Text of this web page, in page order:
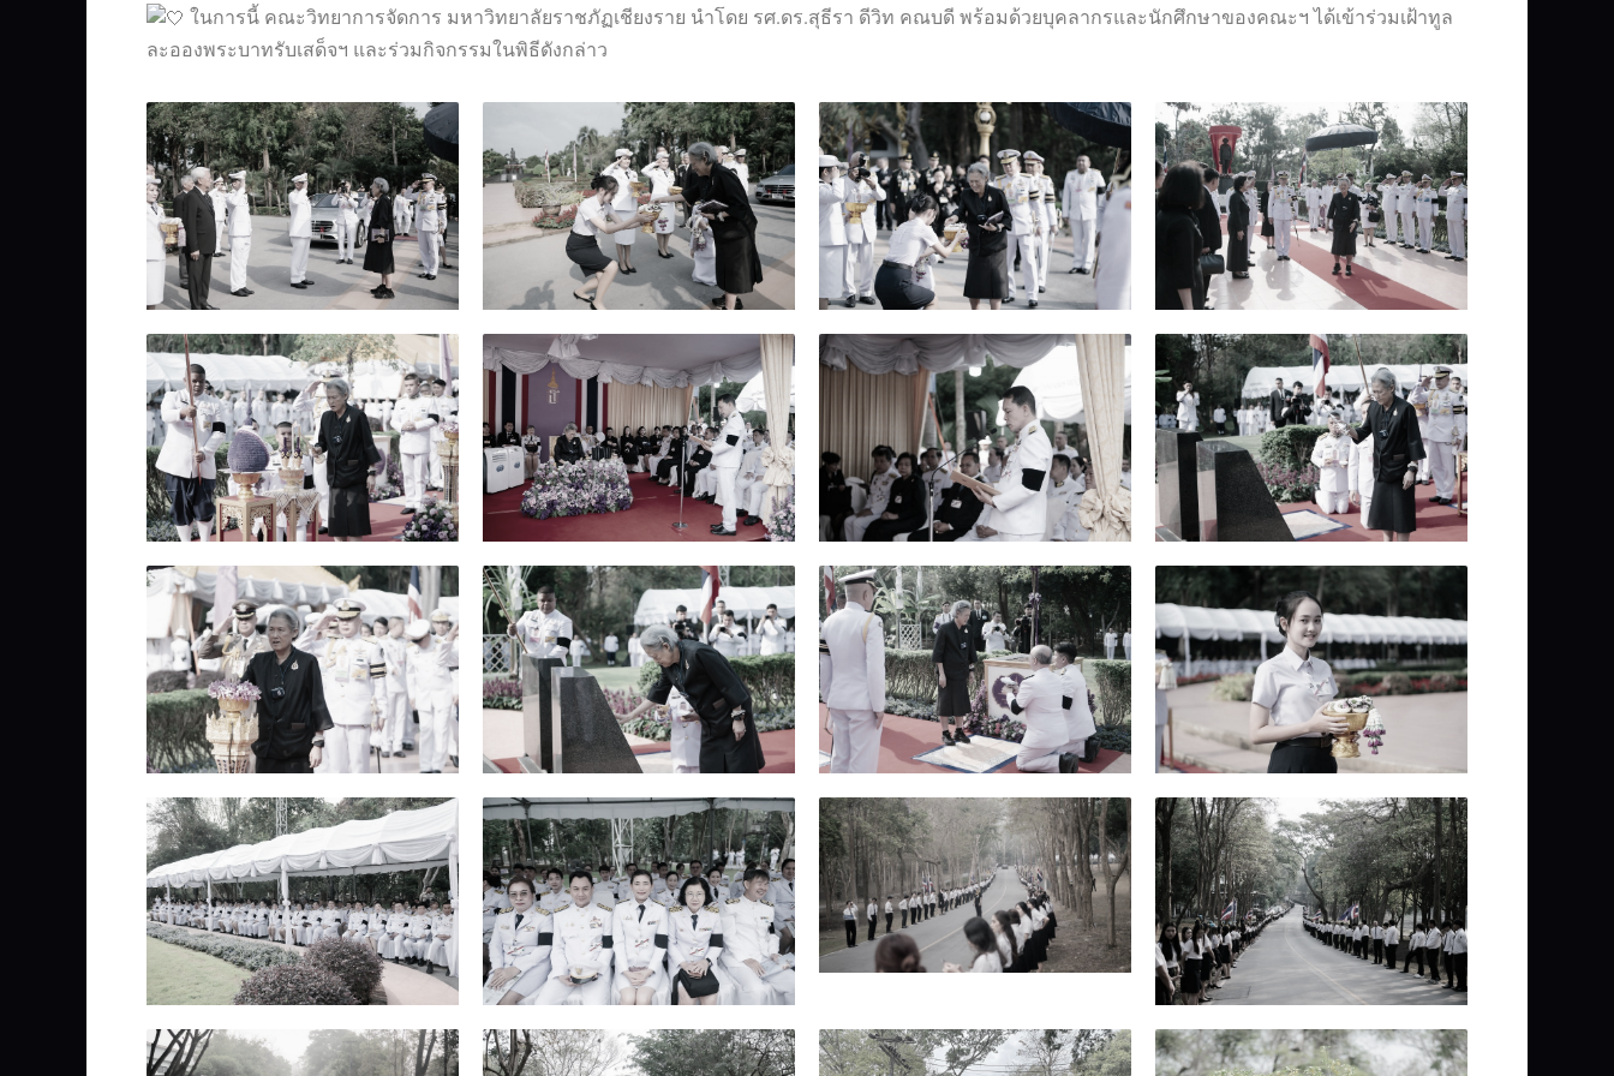
ในการนี้ คณะวิทยาการจัดการ มหาวิทยาลัยราชภัฏเชียงราย นำโดย รศ.ดร.สุธีรา ดีวิท คณบดี พร้อมด้วยบุคลากรและนักศึกษาของคณะฯ ได้เข้าร่วมเฝ้าทูล
ละอองพระบาทรับเสด็จฯ และร่วมกิจกรรมในพิธีดังกล่าว